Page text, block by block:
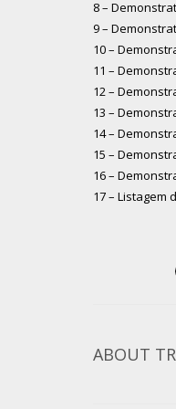
8 –
9 –
10 –
11 –
12 –
13 –
14 –
15 –
16 –
17 – Listagem
ABOUT